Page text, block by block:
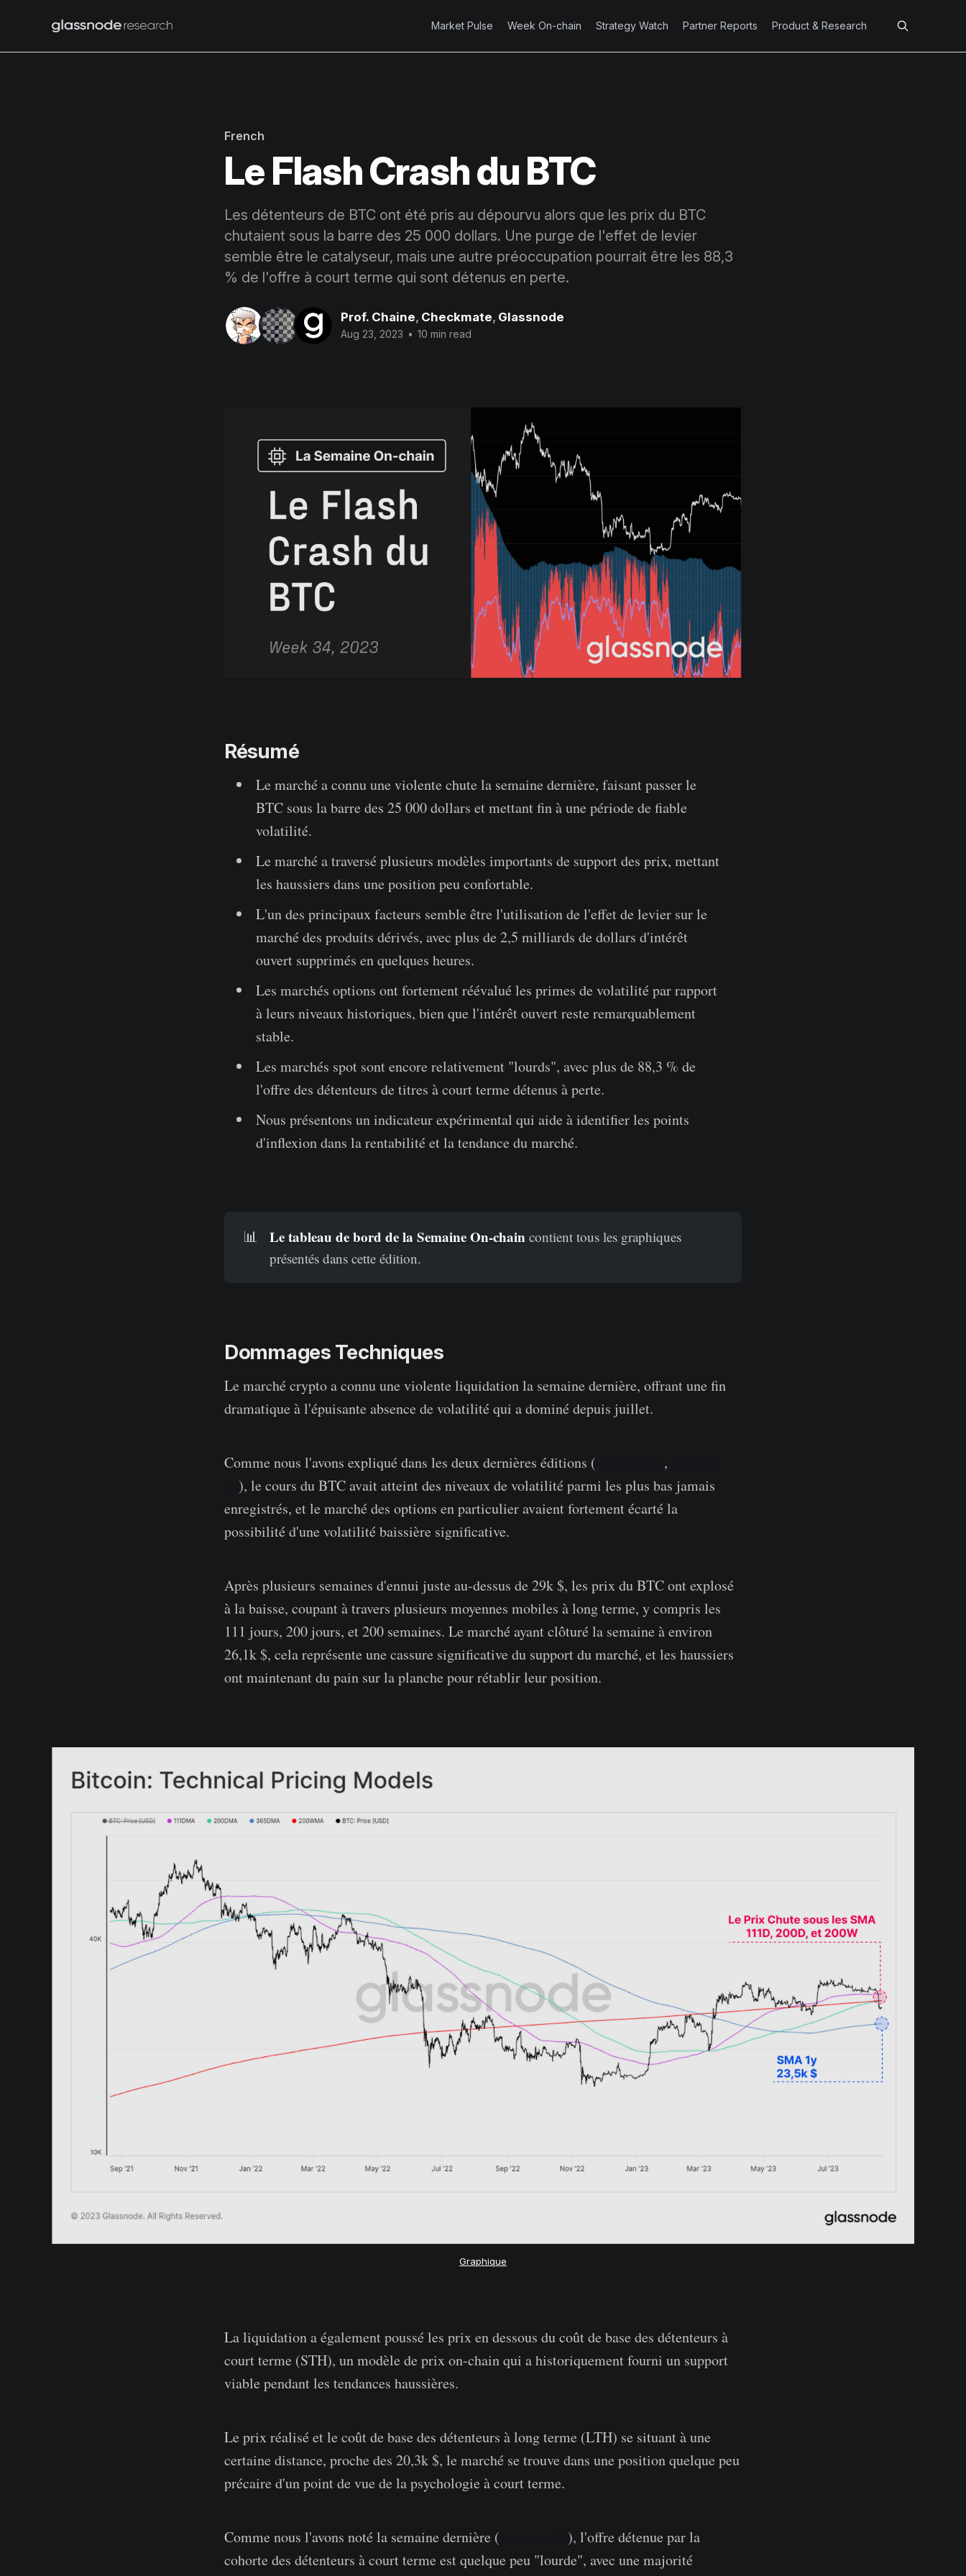
Market Pulse Week On-chain Strategy Watch Partner Reports Product & Research
French
Le Flash Crash du BTC
Les détenteurs de BTC ont été pris au dépourvu alors que les prix du BTC
chutaient sous la barre des 25 000 dollars. Une purge de l'effet de levier
semble être le catalyseur, mais une autre préoccupation pourrait être les 88,3
% de l'offre à court terme qui sont détenus en perte.
Prof. Chaine, Checkmate, Glassnode
Aug 23, 2023 • 10 min read
Résumé
Le marché a connu une violente chute la semaine dernière, faisant passer le
BTC sous la barre des 25 000 dollars et mettant fin à une période de fiable
volatilité.
Le marché a traversé plusieurs modèles importants de support des prix, mettant
les haussiers dans une position peu confortable.
L'un des principaux facteurs semble être l'utilisation de l'effet de levier sur le
marché des produits dérivés, avec plus de 2,5 milliards de dollars d'intérêt
ouvert supprimés en quelques heures.
Les marchés options ont fortement réévalué les primes de volatilité par rapport
à leurs niveaux historiques, bien que l'intérêt ouvert reste remarquablement
stable.
Les marchés spot sont encore relativement "lourds", avec plus de 88,3 % de
l'offre des détenteurs de titres à court terme détenus à perte.
Nous présentons un indicateur expérimental qui aide à identifier les points
d'inflexion dans la rentabilité et la tendance du marché.
📊 Le tableau de bord de la Semaine On-chain contient tous les graphiques
présentés dans cette édition.
Dommages Techniques
Le marché crypto a connu une violente liquidation la semaine dernière, offrant une fin
dramatique à l'épuisante absence de volatilité qui a dominé depuis juillet.
Comme nous l'avons expliqué dans les deux dernières éditions ( ,
), le cours du BTC avait atteint des niveaux de volatilité parmi les plus bas jamais
enregistrés, et le marché des options en particulier avaient fortement écarté la
possibilité d'une volatilité baissière significative.
Après plusieurs semaines d'ennui juste au-dessus de 29k $, les prix du BTC ont explosé
à la baisse, coupant à travers plusieurs moyennes mobiles à long terme, y compris les
111 jours, 200 jours, et 200 semaines. Le marché ayant clôturé la semaine à environ
26,1k $, cela représente une cassure significative du support du marché, et les haussiers
ont maintenant du pain sur la planche pour rétablir leur position.
Graphique
La liquidation a également poussé les prix en dessous du coût de base des détenteurs à
court terme (STH), un modèle de prix on-chain qui a historiquement fourni un support
viable pendant les tendances haussières.
Le prix réalisé et le coût de base des détenteurs à long terme (LTH) se situant à une
certaine distance, proche des 20,3k $, le marché se trouve dans une position quelque peu
précaire d'un point de vue de la psychologie à court terme.
Comme nous l'avons noté la semaine dernière (
), l'offre détenue par la
cohorte des détenteurs à court terme est quelque peu "lourde", avec une majorité